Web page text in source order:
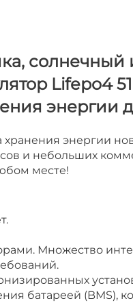
солнечный
Lifepo4
энергии
энергии
и небольших
месте!
Множество
батареей (BMS),